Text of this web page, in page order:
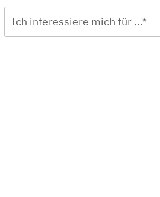
Ich interessiere mich für ...*